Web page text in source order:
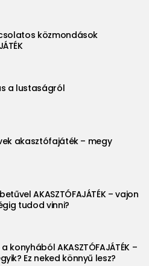
közmondások
a lustaságról
akasztófajáték – megy
AKASZTÓFAJÁTÉK – vajon
tudod vinni?
konyhából AKASZTÓFAJÁTÉK –
Ez neked könnyű lesz?